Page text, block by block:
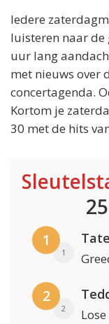
Iedere
luisteren naar de
uur lang
met nieuws over
concertagenda.
Kortom je
30 met de hits
1
1
2
2